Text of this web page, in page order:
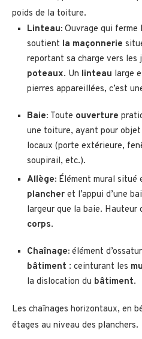
poids de la toiture.
Linteau: Ouvrage qui ferme
soutient la maçonnerie
reportant sa charge vers les
poteaux. Un linteau large
pierres appareillées, c’est
Baie: Toute ouverture
une toiture, ayant pour objet
locaux (porte extérieure,
soupirail, etc.).
Allège: Élément mural situé
plancher et l’appui d’une
largeur que la baie. Hauteur
corps.
Chaînage: élément
bâtiment : ceinturant les
la dislocation du bâtiment.
Les chaînages horizontaux, en
étages au niveau des planchers.